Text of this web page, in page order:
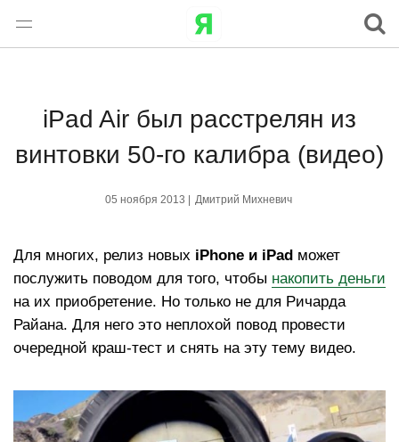
iPad Air был расстрелян из
винтовки 50-го калибра (видео)
05 ноября 2013 | Дмитрий Михневич
Для многих, релиз новых iPhone и iPad может
послужить поводом для того, чтобы накопить деньги
на их приобретение. Но только не для Ричарда
Райана. Для него это неплохой повод провести
очередной краш-тест и снять на эту тему видео.